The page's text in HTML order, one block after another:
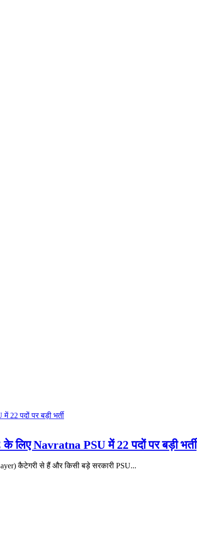
Navratna PSU में 22 पदों पर बड़ी भर्ती
कैटेगरी से हैं और किसी बड़े सरकारी PSU...